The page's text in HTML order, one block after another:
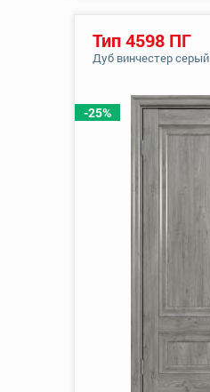
-25%
Тип 4598 ПГ
Дуб винчестер серый